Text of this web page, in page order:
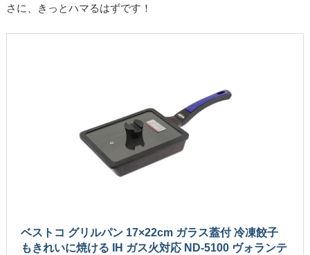
さに、きっとハマるはずです！
ベストコ グリルパン 17×22cm ガラス蓋付 冷凍餃子
もきれいに焼ける IH ガス火対応 ND-5100 ヴォランテ